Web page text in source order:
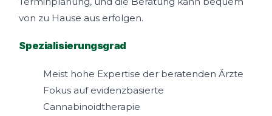
von zu Hause aus erfolgen.
Spezialisierungsgrad
Meist hohe Expertise der beratenden Ärzte
Fokus auf evidenzbasierte
Cannabinoidtherapie